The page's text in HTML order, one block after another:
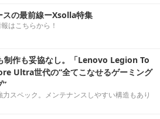
スの最前線ーXsolla特集
はこちらから！
制作も妥協なし。「Lenovo Legion To
Ultra世代の“全てこなせるゲーミング
”
スペック。メンテナンスしやすい構造もあり